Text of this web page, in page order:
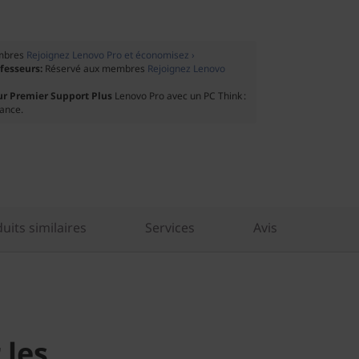
Rejoignez Lenovo Pro et économisez ›
Réservé aux membres Rejoignez Lenovo
Premier Support Plus Lenovo Pro avec un PC Think :
similaires Services Avis